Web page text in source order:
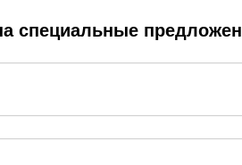
специальные